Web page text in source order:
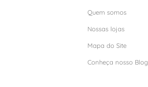
Quem somos
Nossas lojas
Mapa do Site
Conheça nosso Blog